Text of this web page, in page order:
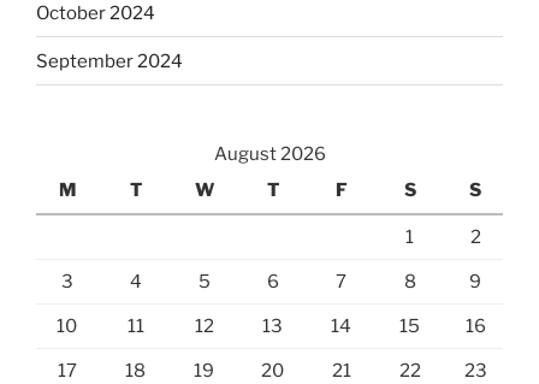
October 2024
September 2024
August 2026
M
T W T F S S
1 2
3 4 5 6 7 8 9
10 11 12 13 14 15 16
17 18 19 20 21 22 23